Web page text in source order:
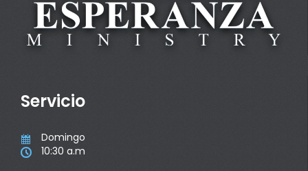
Servicio
 Domingo
 10:30 a.m